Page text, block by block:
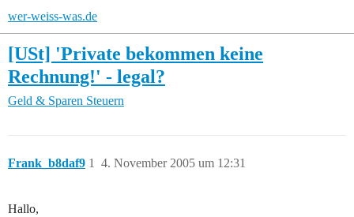
wer-weiss-was.de
[USt] 'Private bekommen keine
Rechnung!' - legal?
Geld & Sparen Steuern
Frank_b8daf9 4. November 2005 um 12:31
1
Hallo,